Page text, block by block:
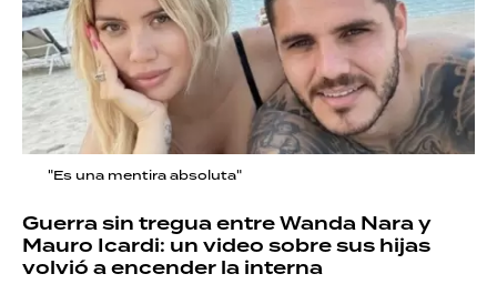
"Es una mentira absoluta"
Guerra sin tregua entre Wanda Nara y
Mauro Icardi: un video sobre sus hijas
volvió a encender la interna